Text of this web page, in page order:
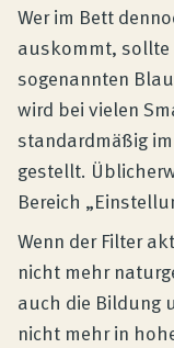
Wer im Bett
auskommt, sollte
sogenannten
wird bei vielen
standardmäßig
gestellt.
Bereich
Wenn der Filter
nicht mehr
auch die Bildung
nicht mehr in